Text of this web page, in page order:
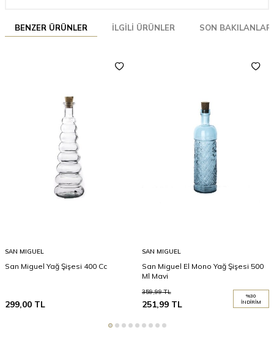
BENZER ÜRÜNLER İLGILI ÜRÜNLER SON BAKILANLAR
SAN MIGUEL
San Miguel Yağ Şişesi 400 Cc
299,00 TL
SAN MIGUEL
San Miguel El Mono Yağ Şişesi 500
Ml Mavi
359,99TL
251,99TL
%30
İNDIRIM